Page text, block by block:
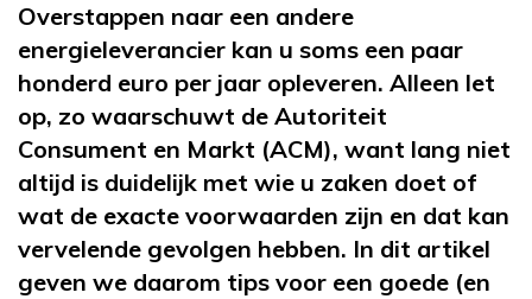
Overstappen naar een andere
energieleverancier kan u soms een paar
honderd euro per jaar opleveren. Alleen let
op, zo waarschuwt de Autoriteit
Consument en Markt (ACM), want lang niet
altijd is duidelijk met wie u zaken doet of
wat de exacte voorwaarden zijn en dat kan
vervelende gevolgen hebben. In dit artikel
geven we daarom tips voor een goede (en